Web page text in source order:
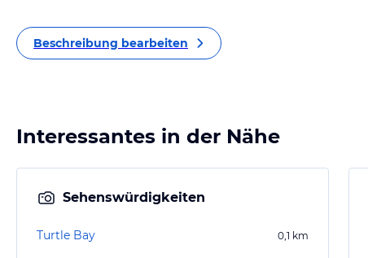
Beschreibung bearbeiten
Interessantes in der Nähe
Sehenswürdigkeiten
Turtle Bay 0,1 km